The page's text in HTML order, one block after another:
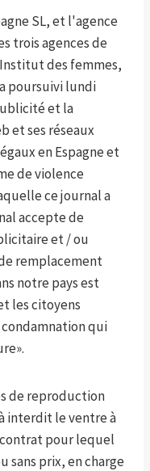
SL, et l'agence
trois agences de
des femmes,
poursuivi lundi
et la
et ses réseaux
en Espagne et
de violence
ce journal a
accepte de
et / ou
remplacement
notre pays est
les citoyens
qui
de reproduction
interdit le ventre à
pour lequel
sans prix, en charge